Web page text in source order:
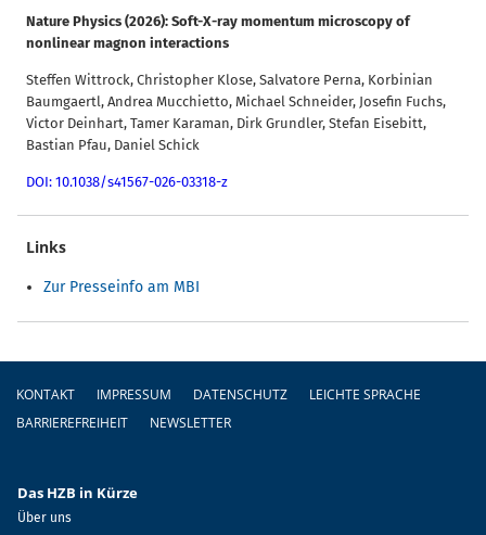
Nature Physics (2026): Soft-X-ray momentum microscopy of
nonlinear magnon interactions
Steffen Wittrock, Christopher Klose, Salvatore Perna, Korbinian
Baumgaertl, Andrea Mucchietto, Michael Schneider, Josefin Fuchs,
Victor Deinhart, Tamer Karaman, Dirk Grundler, Stefan Eisebitt,
Bastian Pfau, Daniel Schick
DOI: 10.1038/s41567-026-03318-z
Links
Zur Presseinfo am MBI
Fußzeile
KONTAKT IMPRESSUM DATENSCHUTZ
LEICHTE SPRACHE
BARRIEREFREIHEIT
NEWSLETTER
Das HZB in Kürze
Über uns